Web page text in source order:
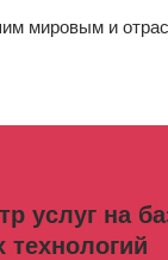
мировым и
услуг на